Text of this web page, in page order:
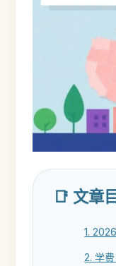
📑 文章
1.
2. 学